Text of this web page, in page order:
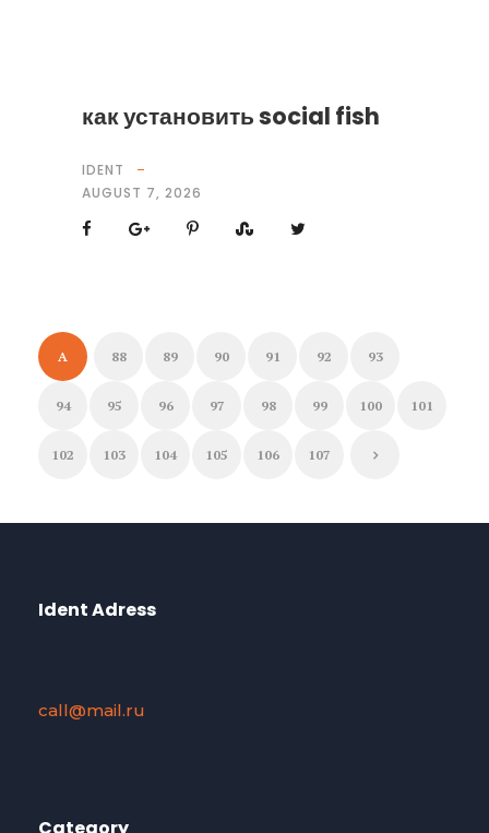
как установить social fish
IDENT
AUGUST 7, 2026
A 88 89 90 91 92 93
94 95 96 97 98 99 100 101
102 103 104 105 106 107
Ident Adress
call@mail.ru
Category